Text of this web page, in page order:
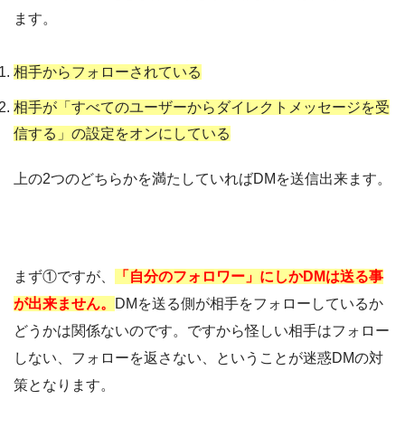
ます。
相手からフォローされている
相手が「すべてのユーザーからダイレクトメッセージを受
信する」の設定をオンにしている
上の2つのどちらかを満たしていればDMを送信出来ます。
まず①ですが、
「自分のフォロワー」にしかDMは送る事
が出来ません。
DMを送る側が相手をフォローしているか
どうかは関係ないのです。ですから怪しい相手はフォロー
しない、フォローを返さない、ということが迷惑DMの対
策となります。